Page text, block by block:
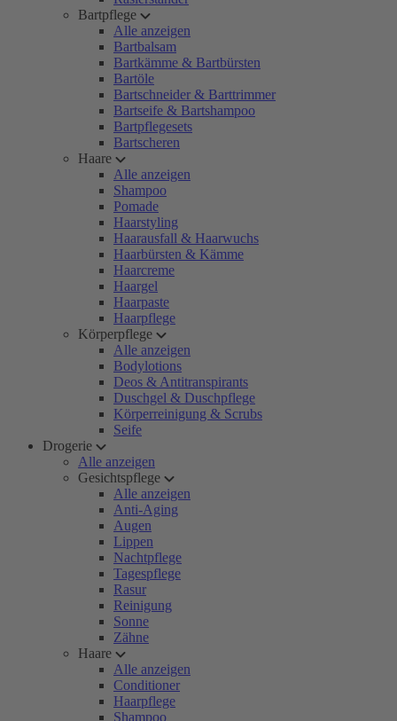
Bartpflege
Alle anzeigen
Bartbalsam
Bartkämme & Bartbürsten
Bartöle
Bartschneider & Barttrimmer
Bartseife & Bartshampoo
Bartpflegesets
Bartscheren
Haare
Alle anzeigen
Shampoo
Pomade
Haarstyling
Haarausfall & Haarwuchs
Haarbürsten & Kämme
Haarcreme
Haargel
Haarpaste
Haarpflege
Körperpflege
Alle anzeigen
Bodylotions
Deos & Antitranspirants
Duschgel & Duschpflege
Körperreinigung & Scrubs
Seife
Drogerie
Alle anzeigen
Gesichtspflege
Alle anzeigen
Anti-Aging
Augen
Lippen
Nachtpflege
Tagespflege
Rasur
Reinigung
Sonne
Zähne
Haare
Alle anzeigen
Conditioner
Haarpflege
Shampoo